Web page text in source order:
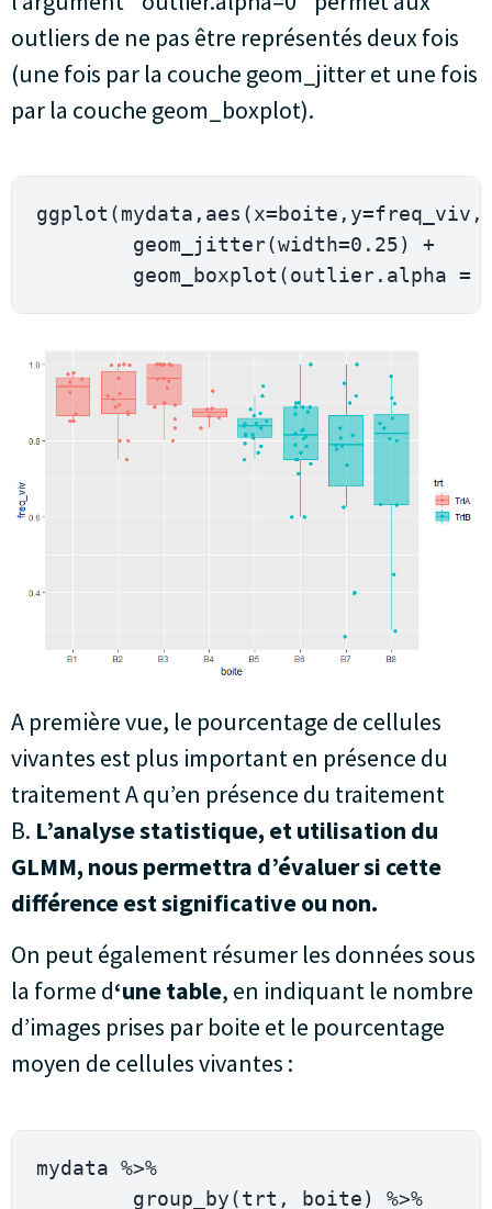
outliers de ne pas être représentés deux fois
(une fois par la couche geom_jitter et une fois
par la couche geom_boxplot).
ggplot (mydata , aes (x=boite , y=freq_viv ,
geom_jitter(width=0.25)
+
geom_boxplot (outlier. alpha =
A première vue, le pourcentage de cellules
vivantes est plus important en présence du
traitement A qu’en présence du traitement
B. L’analyse statistique, et utilisation du
GLMM, nous permettra d’évaluer si cette
différence est significative ou non.
On peut également résumer les données sous
la forme d‘une table, en indiquant le nombre
d’images prises par boite et le pourcentage
moyen de cellules vivantes :
mydata %>%
group_by(trt , boite) %>%